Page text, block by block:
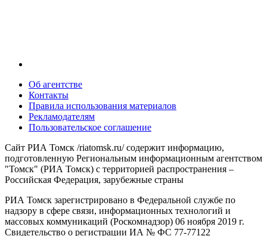
Об агентстве
Контакты
Правила использования материалов
Рекламодателям
Пользовательское соглашение
Сайт РИА Томск /riatomsk.ru/ содержит информацию,
подготовленную Региональным информационным агентством
"Томск" (РИА Томск) с территорией распространения –
Российская Федерация, зарубежные страны
РИА Томск зарегистрировано в Федеральной службе по
надзору в сфере связи, информационных технологий и
массовых коммуникаций (Роскомнадзор) 06 ноября 2019 г.
Свидетельство о регистрации ИА № ФС 77-77122